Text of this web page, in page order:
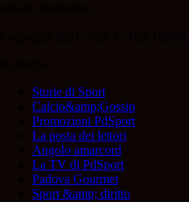
Storie di Sport
Calcio&amp;Gossip
Promozioni PdSport
La posta dei lettori
Angolo amarcord
La TV di PdSport
Padova Gourmet
Sport &amp; diritto